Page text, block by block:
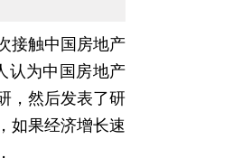
触中国房地产
认为中国房地产
，然后发表了研
如果经济增长速